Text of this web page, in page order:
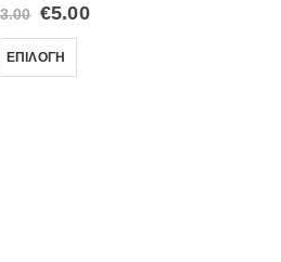
€5.00
ΕΠΙΛΟΓΉ